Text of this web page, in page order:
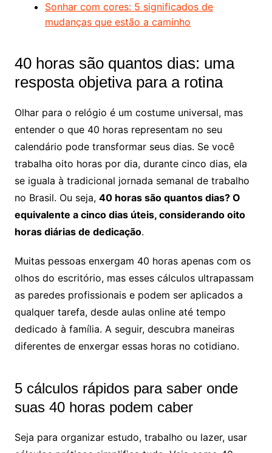
Sonhar com cores: 5 significados de
mudanças que estão a caminho
40 horas são quantos dias: uma
resposta objetiva para a rotina
Olhar para o relógio é um costume universal, mas
entender o que 40 horas representam no seu
calendário pode transformar seus dias. Se você
trabalha oito horas por dia, durante cinco dias, ela
se iguala à tradicional jornada semanal de trabalho
no Brasil. Ou seja, 40 horas são quantos dias? O
equivalente a cinco dias úteis, considerando oito
horas diárias de dedicação.
Muitas pessoas enxergam 40 horas apenas com os
olhos do escritório, mas esses cálculos ultrapassam
as paredes profissionais e podem ser aplicados a
qualquer tarefa, desde aulas online até tempo
dedicado à família. A seguir, descubra maneiras
diferentes de enxergar essas horas no cotidiano.
5 cálculos rápidos para saber onde
suas 40 horas podem caber
Seja para organizar estudo, trabalho ou lazer, usar